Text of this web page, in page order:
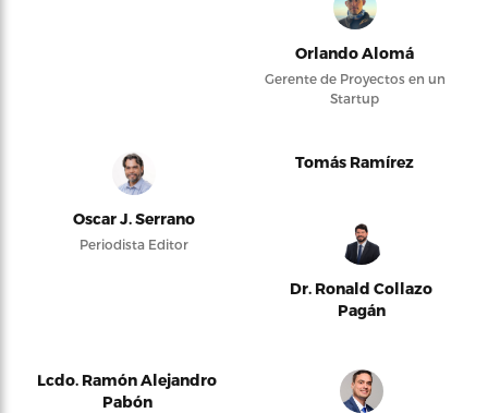
Orlando Alomá
Gerente de Proyectos en un
Startup
Oscar J. Serrano
Periodista Editor
Tomás Ramírez
Dr. Ronald Collazo
Pagán
Lcdo. Ramón Alejandro
Pabón